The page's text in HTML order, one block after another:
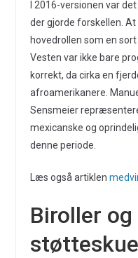
I 2016-versionen var
der gjorde forskellen.
hovedrollen som en
Vesten var ikke bare
korrekt, da cirka en
afroamerikanere.
Sensmeier
mexicanske og
denne periode.
Læs også artiklen
Biroller og